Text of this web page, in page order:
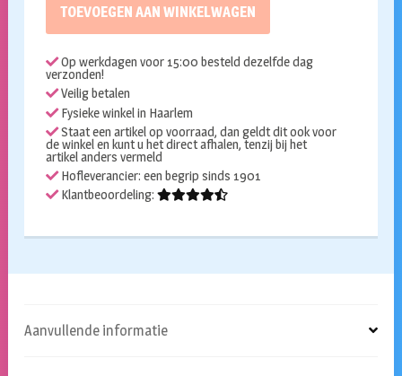
aantal
TOEVOEGEN AAN WINKELWAGEN
Op werkdagen voor 15:00 besteld dezelfde dag
verzonden!
Veilig betalen
Fysieke winkel in Haarlem
Staat een artikel op voorraad, dan geldt dit ook voor
de winkel en kunt u het direct afhalen, tenzij bij het
artikel anders vermeld
Hofleverancier: een begrip sinds 1901
Klantbeoordeling:
Aanvullende informatie